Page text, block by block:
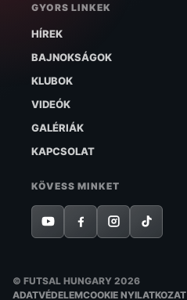
GYORS LINKEK
HÍREK
BAJNOKSÁGOK
KLUBOK
VIDEÓK
GALÉRIÁK
KAPCSOLAT
KÖVESS MINKET
© FUTSAL HUNGARY 2026
ADATVÉDELEMCOOKIE NYILATKOZAT